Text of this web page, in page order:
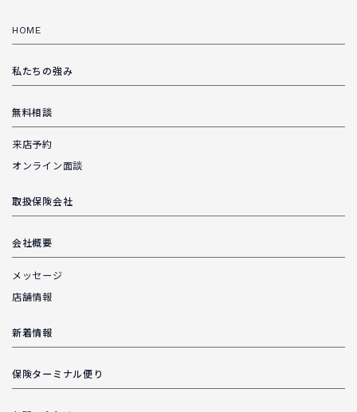
HOME
私たちの強み
無料相談
来店予約
オンライン面談
取扱保険会社
会社概要
メッセージ
店舗情報
新着情報
保険ターミナル便り